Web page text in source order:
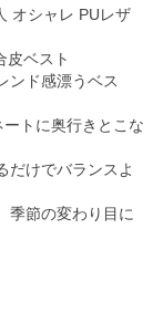
オシャレ PUレザ
皮ベスト
ンド感漂うベス
トに奥行きとこな
だけでバランスよ
季節の変わり目に